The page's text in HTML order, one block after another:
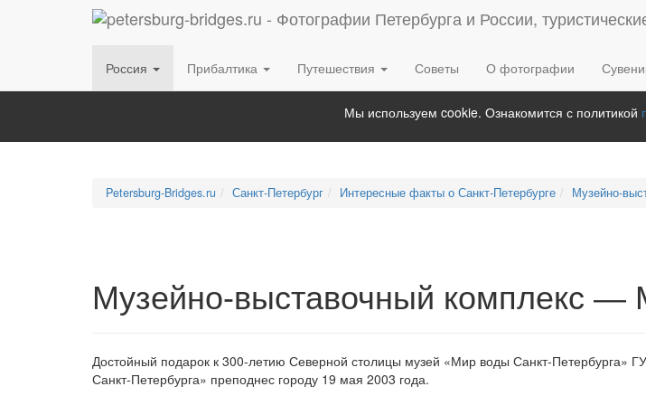
Россия Прибалтика Путешествия Советы О фотографии
Мы используем cookie. Ознакомится с политикой
Petersburg-Bridges.ru Санкт-Петербург Интересные факты о Санкт-Петербурге Музейно-
Музейно-выставочный комплекс —
Достойный подарок к 300-летию Северной столицы музей «Мир воды Санкт-Петербурга»
Санкт-Петербурга» преподнес городу 19 мая 2003 года.